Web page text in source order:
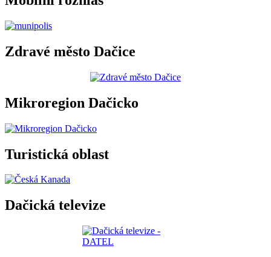
Zdravé město Dačice
Mikroregion Dačicko
Turistická oblast
Dačická televize